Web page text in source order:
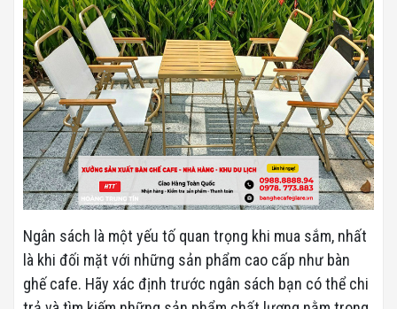
Ngân sách là một yếu tố quan trọng khi mua sắm, nhất
là khi đối mặt với những sản phẩm cao cấp như bàn
ghế cafe. Hãy xác định trước ngân sách bạn có thể chi